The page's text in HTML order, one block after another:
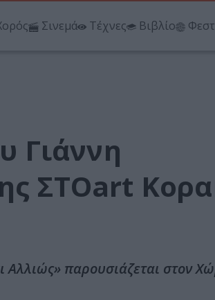
Σινεμά Τέχνες Βιβλίο
Γιάννη
ΣΤΟart
Αλλιώς» παρουσιάζεται στον